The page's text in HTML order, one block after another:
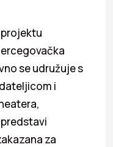
se udružuje s
i
za